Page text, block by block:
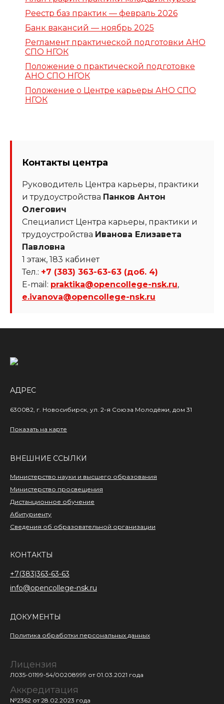
Реестр баз практик — февраль 2026
Банк вакансий — ноябрь 2025
Регламент практической подготовки АНО
СПО НГОК
Положение о практической подготовке
АНО СПО НГОК
Положение о Центре карьеры АНО СПО
НГОК
Контакты центра
Руководитель Центра карьеры, практики
и трудоустройства Панков Антон
Олегович
Специалист Центра карьеры, практики и
трудоустройства Иванова Елизавета
Павловна
1 этаж, 183 кабинет
Тел.: +7 (383) 363-63-63 (доб. 4)
E-mail: praktika@opencollege-nsk.ru,
e.ivanova@opencollege-nsk.ru
АДРЕС
630082, г. Новосибирск, ул. 2-я Союза Молодёжи, дом 31
Показать на карте
ВНЕШНИЕ ССЫЛКИ
Министерство науки и высшего образования
Министерство просвещения
Дистанционное обучение
Абитуриенту
Сведения об образовательной организации
КОНТАКТЫ
+7(383)363-63-63
info@opencollege-nsk.ru
ДОКУМЕНТЫ
Политика обработки персональных данных
Лицензия
Л035-01199-54/00208999 от 01.03.2021 года
Аккредитация
№2362 от 28.02.2023 года